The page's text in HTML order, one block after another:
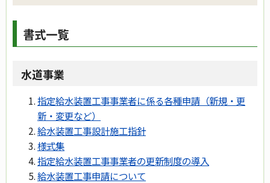
書式一覧
水道事業
指定給水装置工事事業者に係る各種申請（新規・更
新・変更など）
給水装置工事設計施工指針
様式集
指定給水装置工事事業者の更新制度の導入
給水装置工事申請について